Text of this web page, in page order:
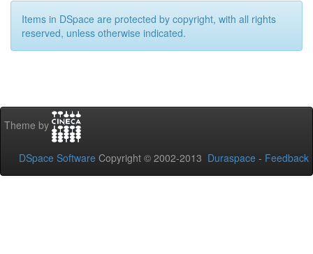
Items in DSpace are protected by copyright, with all rights
reserved, unless otherwise indicated.
Theme by
DSpace Software Copyright © 2002-2013 Duraspace - Feedback